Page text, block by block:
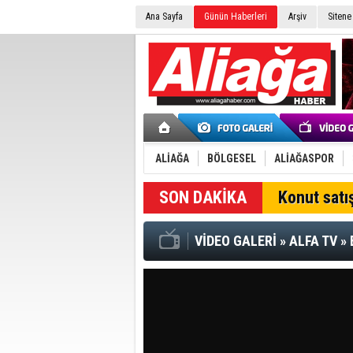
Ana Sayfa Günün Haberleri Arşiv
ALİAĞA BÖLGESEL ALİAĞASPOR
Konut
VİDEO GALERİ »ALFA TV»